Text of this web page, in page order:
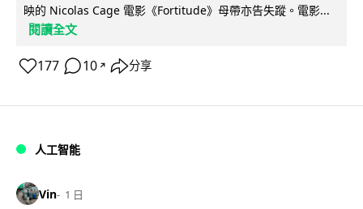
映的 Nicolas Cage 電影《Fortitude》母帶亦告失蹤。電影...
閱讀全文
177 10 ↗ 分享
人工智能
Vin 1 日